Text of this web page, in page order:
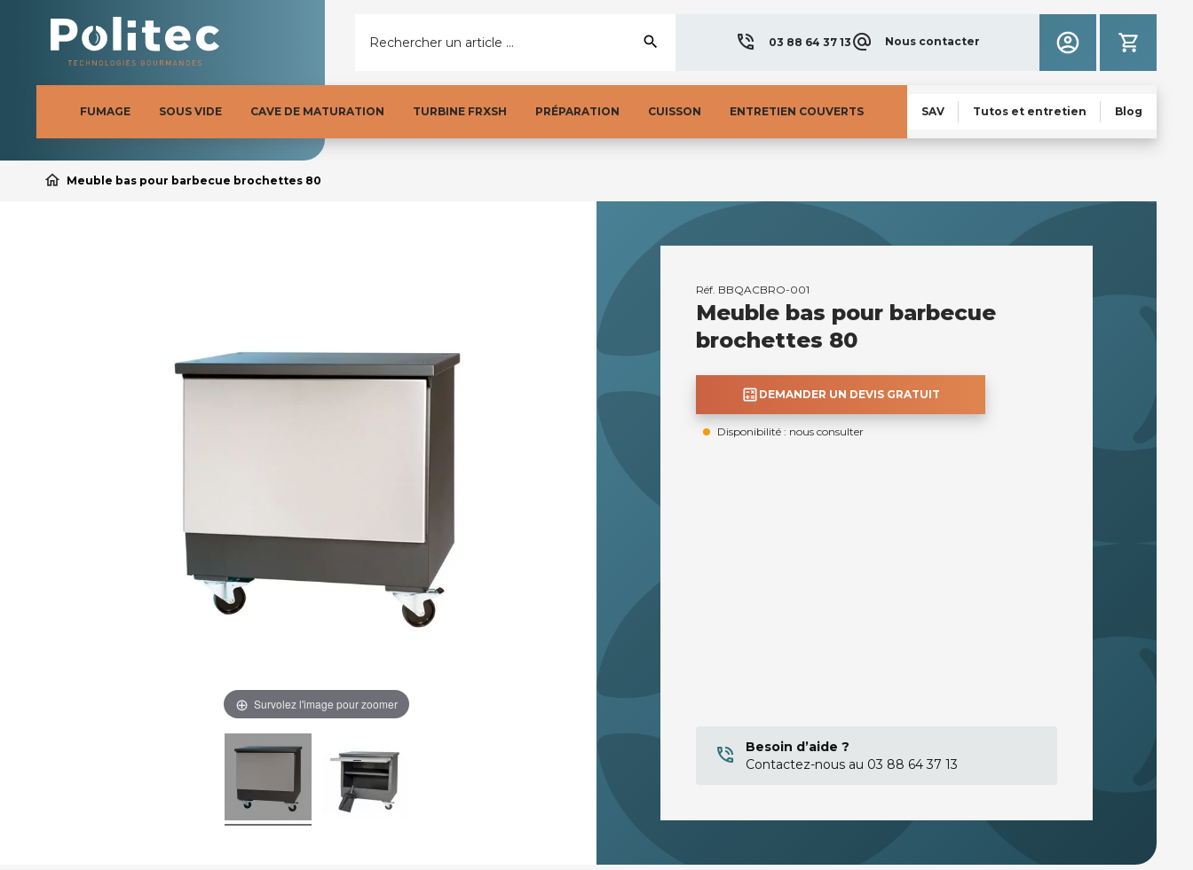
Rechercher un article ... search 03 88 64 37 13 Nous contacter
FUMAGE SOUS VIDE CAVE DE MATURATION TURBINE FRXSH PRÉPARATION CUISSON ENTRETIEN COUVERTS SAV Tutos et entretien Blog
home Meuble bas pour barbecue brochettes 80
Survolez l'image pour zoomer
Réf. BBQACBRO-001
Meuble bas pour barbecue
brochettes 80
calculate DEMANDER UN DEVIS GRATUIT
Disponibilité : nous consulter
Besoin d’aide ?
Contactez-nous au 03 88 64 37 13